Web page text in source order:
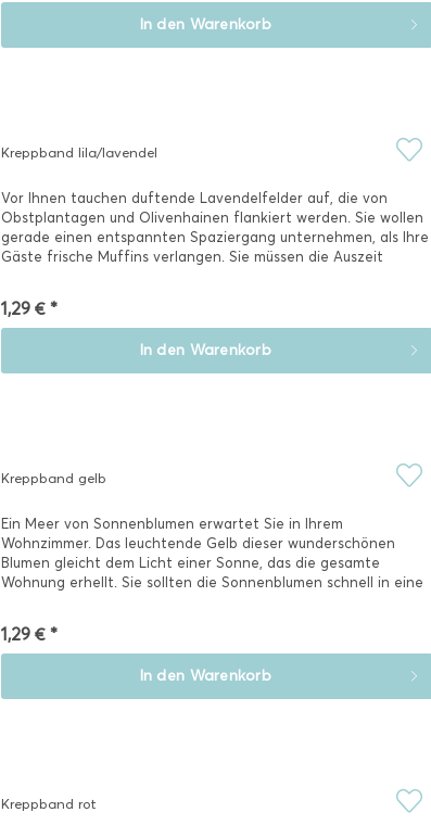
In den Warenkorb
Kreppband lila/lavendel
Vor Ihnen tauchen duftende Lavendelfelder auf, die von
Obstplantagen und Olivenhainen flankiert werden. Sie wollen
gerade einen entspannten Spaziergang unternehmen, als Ihre
Gäste frische Muffins verlangen. Sie müssen die Auszeit
1,29 € *
In den Warenkorb
Kreppband gelb
Ein Meer von Sonnenblumen erwartet Sie in Ihrem
Wohnzimmer. Das leuchtende Gelb dieser wunderschönen
Blumen gleicht dem Licht einer Sonne, das die gesamte
Wohnung erhellt. Sie sollten die Sonnenblumen schnell in eine
1,29 € *
In den Warenkorb
Kreppband rot